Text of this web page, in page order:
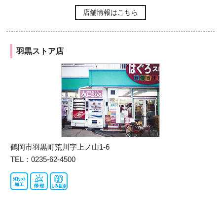
店舗情報はこちら
羽黒ストア店
鶴岡市羽黒町荒川字上ノ山1-6
TEL：0235-62-4500